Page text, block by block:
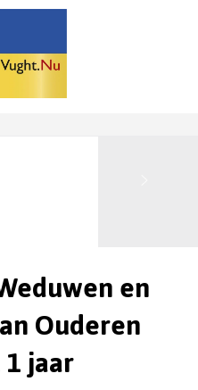
en
Ouderen
jaar